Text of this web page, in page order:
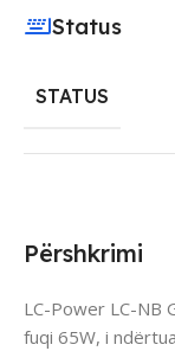
Përshkrimi
LC-Power LC-NB
fuqi 65W, i
Status
STATUS